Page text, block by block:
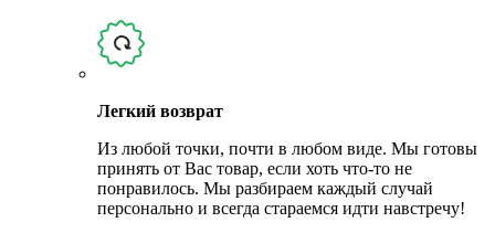
Легкий возврат
Из любой точки, почти в любом виде. Мы готовы
принять от Вас товар, если хоть что-то не
понравилось. Мы разбираем каждый случай
персонально и всегда стараемся идти навстречу!